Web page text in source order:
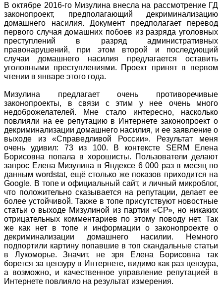
В октябре 2016-го Мизулина внесла на рассмотрение ГД
законопроект, предполагающий декриминализацию
домашнего насилия. Документ предполагает перевод
первого случая домашних побоев из разряда уголовных
преступлений в разряд административных
правонарушений, при этом второй и последующий
случаи домашнего насилия предлагается оставить
уголовными преступлениями. Проект принят в первом
чтении в январе этого года.
Мизулина предлагает очень противоречивые
законопроекты, в связи с этим у нее очень много
недоброжелателей. Мне стало интересно, насколько
повлияли на ее репутацию в Интернете законопроект о
декриминализации домашнего насилия, и ее заявление о
выходе из «Справедливой России». Результат меня
очень удивил: 73 из 100. В контексте SERM Елена
Борисовна попала в хорошисты. Пользователи делают
запрос Елена Мизулина в Яндексе 6 000 раз в месяц по
данным wordstat, ещё столько же показов приходится на
Google. В топе и официальный сайт, и личный микроблог,
что положительно сказывается на репутации, делает ее
более устойчивой. Также в топе присутствуют новостные
статьи о выходе Мизулиной из партии «СР», но никаких
отрицательных комментариев по этому поводу нет. Так
же как нет в топе и информации о законопроекте о
декриминализации домашнего насилии. Немного
подпортили картину попавшие в топ скандальные статьи
в Лукоморье. Значит, не зря Елена Борисовна так
борется за цензуру в Интернете, видимо как раз цензура,
а возможно, и качественное управление репутацией в
Интернете повлияло на результат измерения.